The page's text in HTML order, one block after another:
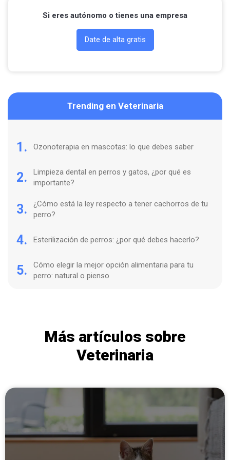
Si eres autónomo o tienes una empresa
Date de alta gratis
Trending en Veterinaria
1. Ozonoterapia en mascotas: lo que debes saber
2.
Limpieza dental en perros y gatos, ¿por qué es
importante?
3.
¿Cómo está la ley respecto a tener cachorros de tu
perro?
4. Esterilización de perros: ¿por qué debes hacerlo?
5.
Cómo elegir la mejor opción alimentaria para tu
perro: natural o pienso
Más artículos sobre
Veterinaria